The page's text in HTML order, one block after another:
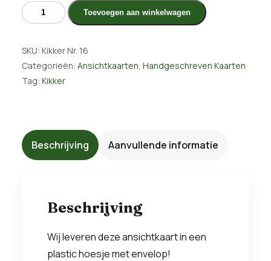
Kikker
aantal
Toevoegen aan winkelwagen
SKU: Kikker Nr. 16
Categorieën: Ansichtkaarten, Handgeschreven Kaarten
Tag: Kikker
Beschrijving Aanvullende informatie
Beschrijving
Wij leveren deze ansichtkaart in een
plastic hoesje met envelop!